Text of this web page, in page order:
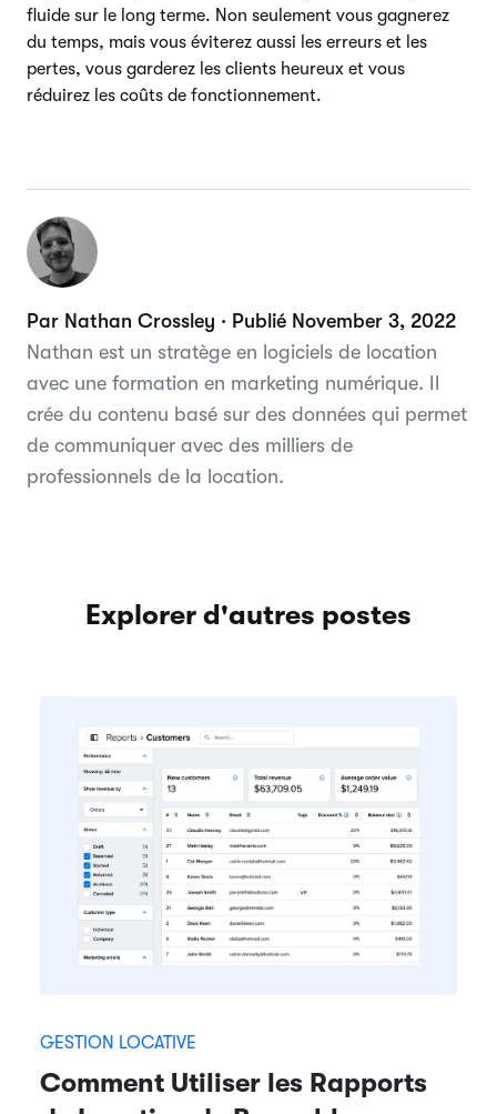
fluide sur le long terme. Non seulement vous gagnerez
du temps, mais vous éviterez aussi les erreurs et les
pertes, vous garderez les clients heureux et vous
réduirez les coûts de fonctionnement.
Par Nathan Crossley · Publié November 3, 2022
Nathan est un stratège en logiciels de location
avec une formation en marketing numérique. Il
crée du contenu basé sur des données qui permet
de communiquer avec des milliers de
professionnels de la location.
Explorer d'autres postes
GESTION LOCATIVE
Comment Utiliser les Rapports